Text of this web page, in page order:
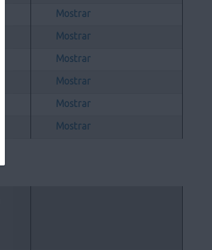
Mostrar
Mostrar
Mostrar
Mostrar
Mostrar
Mostrar